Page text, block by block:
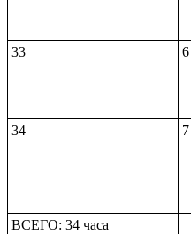
33 6
34 7
ВСЕГО: 34 часа